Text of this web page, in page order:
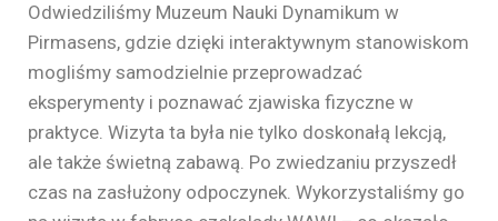
Odwiedziliśmy Muzeum Nauki Dynamikum w
Pirmasens, gdzie dzięki interaktywnym stanowiskom
mogliśmy samodzielnie przeprowadzać
eksperymenty i poznawać zjawiska fizyczne w
praktyce. Wizyta ta była nie tylko doskonałą lekcją,
ale także świetną zabawą. Po zwiedzaniu przyszedł
czas na zasłużony odpoczynek. Wykorzystaliśmy go